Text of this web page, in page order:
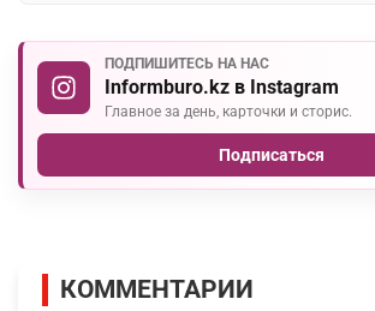
ПОДПИШИТЕСЬ НА НАС
Informburo.kz в Instagram
Главное за день, карточки и сторис.
Подписаться
КОММЕНТАРИИ